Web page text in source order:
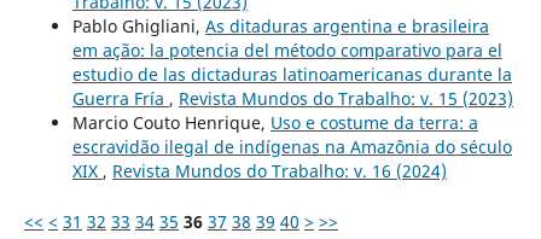
Pablo Ghigliani, As ditaduras argentina e brasileira
em ação: la potencia del método comparativo para el
estudio de las dictaduras latinoamericanas durante la
Guerra Fría , Revista Mundos do Trabalho: v. 15 (2023)
Marcio Couto Henrique, Uso e costume da terra: a
escravidão ilegal de indígenas na Amazônia do século
XIX , Revista Mundos do Trabalho: v. 16 (2024)
<< < 31 32 33 34 35 36 37 38 39 40 > >>